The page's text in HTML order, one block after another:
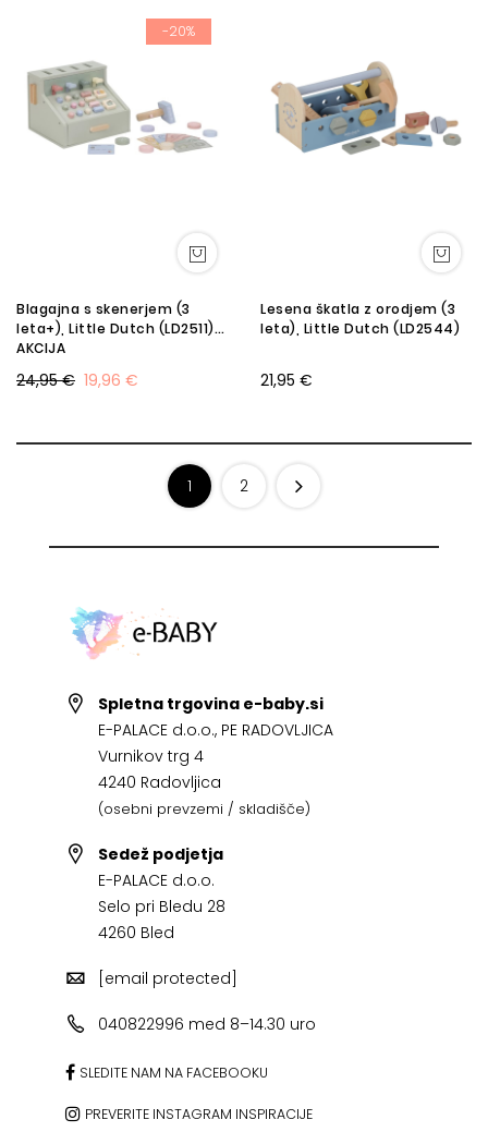
-20%
Blagajna s skenerjem (3
leta+), Little Dutch (LD2511) -
AKCIJA
19,96 €
24,95 €
Lesena škatla z orodjem (3
leta), Little Dutch (LD2544)
21,95 €
1 2
Spletna trgovina e-baby.si
E-PALACE d.o.o., PE RADOVLJICA
Vurnikov trg 4
4240 Radovljica
(osebni prevzemi / skladišče)
Sedež podjetja
E-PALACE d.o.o.
Selo pri Bledu 28
4260 Bled
[email protected]
040822996 med 8–14.30 uro
SLEDITE NAM NA FACEBOOKU
PREVERITE INSTAGRAM INSPIRACIJE